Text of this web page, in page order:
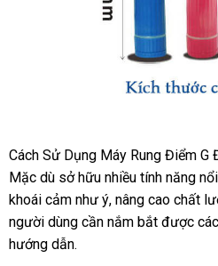
Cách Sử Dụng Máy Rung Điểm G
Mặc nhanh
nhất
dù sở hữu nhiều tính năng
khoái cảm như ýtư
vấn
, nâng cao chất
người dùng cần nắm bắt chính
được
hướng dẫn.